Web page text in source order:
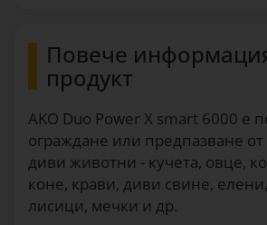
Повече
продукт
AKO Duo Power X smart 6000 е
ограждане или предпазване
диви животни - кучета, овце,
коне, крави, диви свине,
лисици, мечки и др.